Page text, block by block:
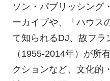
ソン・パブリッシング
ーカイブや、「ハウス
て知られるDJ、故フラ
（1955-2014年）が所
クションなど、文化的